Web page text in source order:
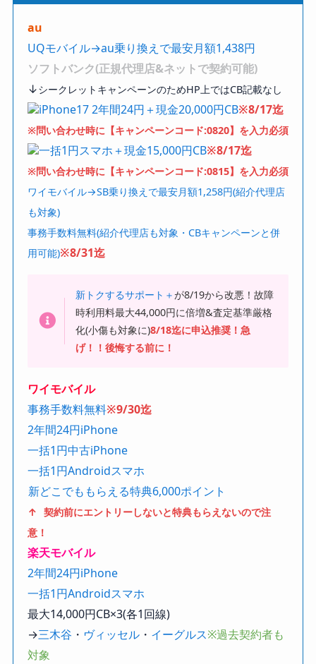
au
UQモバイル→au乗り換えで最安月額1,438円
ソフトバンク(正規代理店&ネットで契約可能)
↓シークレットキャンペーンのためHP上ではCB記載なし
iPhone17 2年間24円＋現金20,000円CB※8/17迄
※問い合わせ時に【キャンペーンコード:0820】を入力必須
一括1円スマホ＋現金15,000円CB※8/17迄
※問い合わせ時に【キャンペーンコード:0815】を入力必須
ワイモバイル→SB乗り換えで最安月額1,258円(紹介代理店
も対象)
事務手数料無料(紹介代理店も対象・CBキャンペーンと併
用可能)※8/31迄
新トクするサポート＋が8/19から改悪！故障
時利用料最大44,000円に倍増&査定基準厳格
化(小傷も対象に)8/18迄に申込推奨！急
げ！！後悔する前に！
ワイモバイル
事務手数料無料※9/30迄
2年間24円iPhone
一括1円中古iPhone
一括1円Androidスマホ
新どこでももらえる特典6,000ポイント
↑ 契約前にエントリーしないと特典もらえないので注
意！
楽天モバイル
2年間24円iPhone
一括1円Androidスマホ
最大14,000円CB×3(各1回線)
→三木谷 ・ ヴィッセル・ イーグルス※過去契約者も
対象